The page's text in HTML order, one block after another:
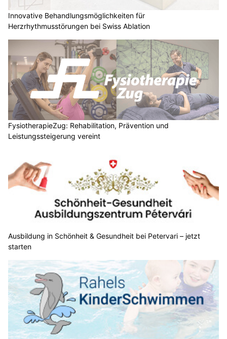
Innovative Behandlungsmöglichkeiten für
Herzrhythmusstörungen bei Swiss Ablation
FysiotherapieZug: Rehabilitation, Prävention und
Leistungssteigerung vereint
Ausbildung in Schönheit & Gesundheit bei Petervari – jetzt
starten